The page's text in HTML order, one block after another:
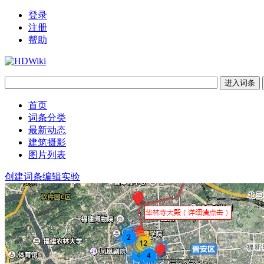
登录
注册
帮助
首页
词条分类
最新动态
建筑摄影
图片列表
创建词条编辑实验